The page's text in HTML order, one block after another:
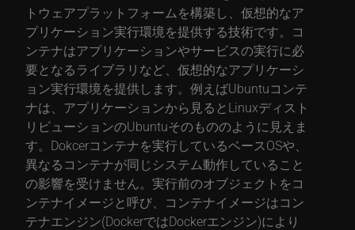
トウェアプラットフォームを構築し、仮想的なア
プリケーション実行環境を提供する技術です。コ
ンテナはアプリケーションやサービスの実行に必
要となるライブラリなど、仮想的なアプリケーシ
ョン実行環境を提供します。例えばUbuntuコンテ
ナは、アプリケーションから見るとLinuxディスト
リビューションのUbuntuそのもののように見えま
す。Dokcerコンテナを実行しているベースOSや、
異なるコンテナが同じシステム動作していること
の影響を受けません。実行前のオブジェクトをコ
ンテナイメージと呼び、コンテナイメージはコン
テナエンジン(DockerではDockerエンジン)により